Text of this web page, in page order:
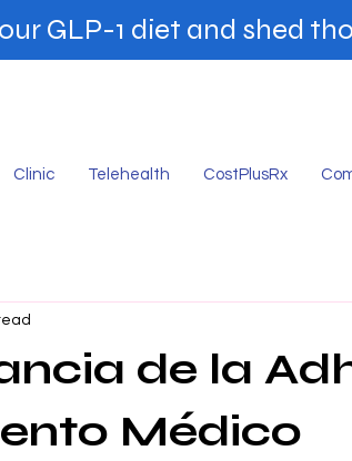
GLP-1 diet and shed
Clinic Telehealth CostPlusRx
de la
Médico